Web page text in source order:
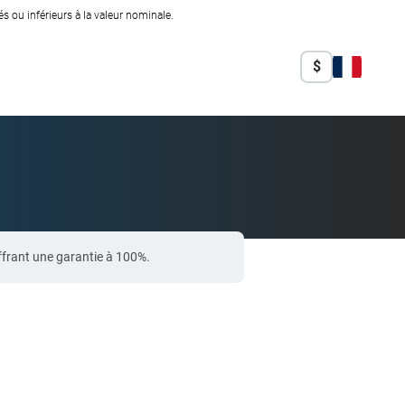
ou inférieurs à la valeur nominale.
$
une garantie à 100%.